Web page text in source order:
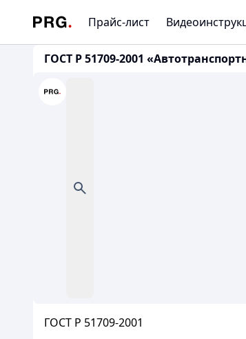
Прайс-лист
ГОСТ Р 51709-2001
ГОСТ Р 51709-2001